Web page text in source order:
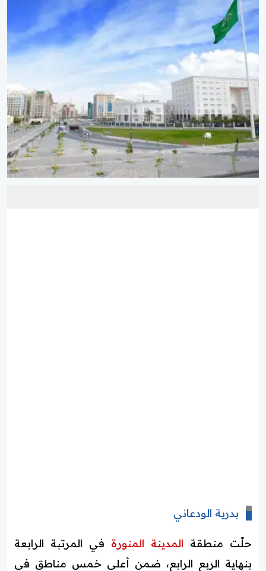
بدرية الودعاني
حلّت منطقة المدينة المنورة في المرتبة الرابعة
بنهاية الربع الرابع، ضمن أعلى خمس مناطق في